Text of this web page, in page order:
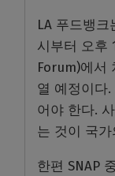
LA 푸드뱅크
시부터 오후
Forum)에서
열 예정이다
어야 한다.
는 것이 국
한편 SNAP